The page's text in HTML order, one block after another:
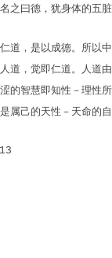
之曰德，犹身体的五
道，是以成德。所以
道，觉即仁道。人道
的智慧即知性－理性
属己的天性－天命的